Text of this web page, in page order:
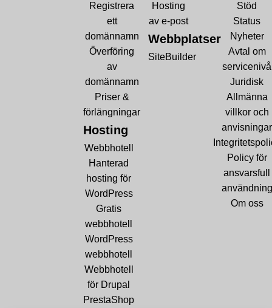
Registrera
ett
domännamn
Överföring
av
domännamn
Priser &
förlängningar
Hosting
Webbhotell
Hanterad
hosting för
WordPress
Gratis
webbhotell
WordPress
webbhotell
Webbhotell
för Drupal
PrestaShop
Hosting
av e-post
Webbplatser
SiteBuilder
Stöd
Status
Nyheter
Avtal om
servicenivå
Juridisk
Allmänna
villkor och
anvisningar
Policy för
ansvarsfull
användning
Om oss